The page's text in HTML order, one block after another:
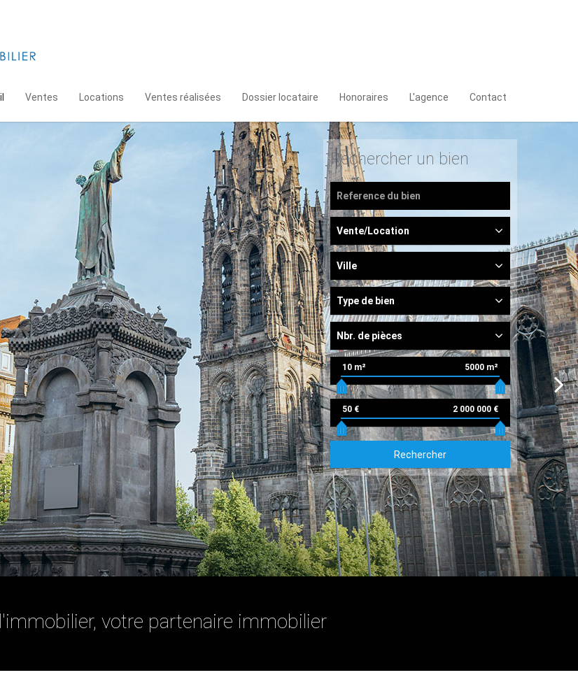
Ventes Locations Ventes réalisées Dossier locataire Honoraires L'agence Contact
Rechercher un bien
Vente/Location
Ville
Type de bien
Nbr. de pièces
10 m² 5000 m²
50 € 2 000 000 €
Rechercher
votre partenaire immobilier